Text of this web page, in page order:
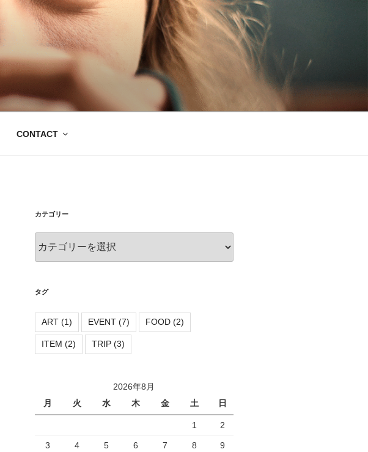
CONTACT
カテゴリー
テ
ー
タグ
ART(1) EVENT(7) FOOD(2)
ITEM (2) TRIP(3)
2026年8月
月
火 水 木 金 土 日
1 2
3 4 5 6 7 8 9